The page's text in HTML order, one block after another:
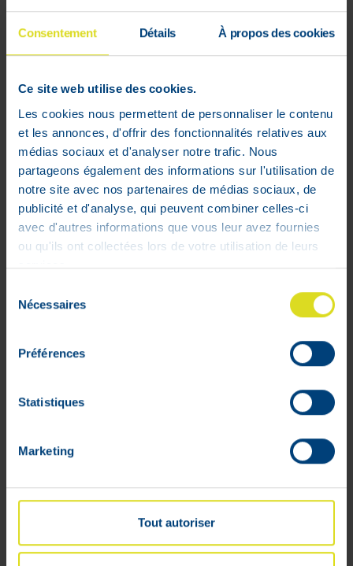
Consentement Détails À propos des cookies
Ce site web utilise des cookies.
Les cookies nous permettent de personnaliser le contenu
et les annonces, d'offrir des fonctionnalités relatives aux
médias sociaux et d'analyser notre trafic. Nous
partageons également des informations sur l'utilisation de
notre site avec nos partenaires de médias sociaux, de
publicité et d'analyse, qui peuvent combiner celles-ci
avec d'autres informations que vous leur avez fournies
ou qu'ils ont collectées lors de votre utilisation de leurs
services.
Nécessaires
Préférences
Statistiques
Marketing
Tout autoriser
Aderma Cytelium Spray Nf 100ml
Adviesverkoopprijs : 18 90